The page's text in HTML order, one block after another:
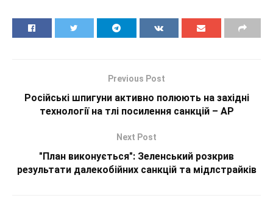
Previous Post
Російські шпигуни активно полюють на західні
технології на тлі посилення санкцій – AP
Next Post
"План виконується": Зеленський розкрив
результати далекобійних санкцій та мідлстрайків